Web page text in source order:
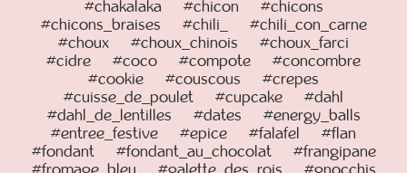
#chakalaka
#chicon
#chicons
#chicons_braises
#chili_
#chili_con_carne
#choux
#choux_chinois
#choux_farci
#cidre
#coco #compote
#concombre
#cookie
#couscous
#crepes
#cuisse_de_poulet
#cupcake
#dahl
#dahl_de_lentilles
#dates
#energy_balls
#entree_festive
#epice #falafel
#flan
#fondant
#fondant_au_chocolat
#frangipane
#fromage_bleu
#galette_des_rois
#gnocchis